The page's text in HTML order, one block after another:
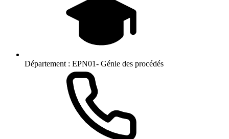
Département : EPN01- Génie des procédés